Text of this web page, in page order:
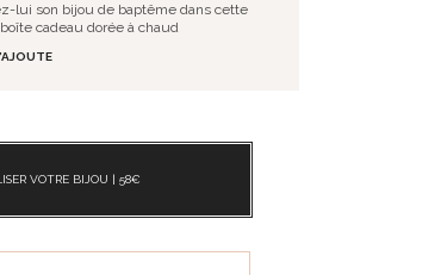
lui son bijou de baptême dans cette
cadeau dorée à chaud
VOTRE BIJOU | 58€